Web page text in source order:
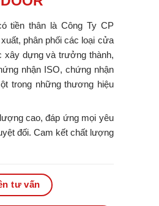
tiền thân là Công Ty CP
phân phối các loại cửa
xây dựng và trưởng thành,
nhận ISO, chứng nhận
trong những thương hiệu
cao, đáp ứng mọi yêu
đối. Cam kết chất lượng
tư vấn